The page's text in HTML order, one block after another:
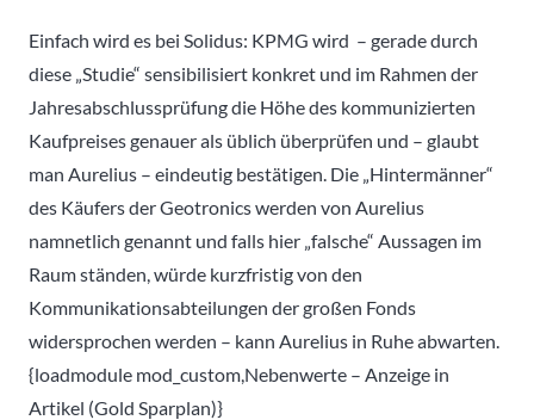
Einfach wird es bei Solidus: KPMG wird – gerade durch
diese „Studie“ sensibilisiert konkret und im Rahmen der
Jahresabschlussprüfung die Höhe des kommunizierten
Kaufpreises genauer als üblich überprüfen und – glaubt
man Aurelius – eindeutig bestätigen. Die „Hintermänner“
des Käufers der Geotronics werden von Aurelius
namnetlich genannt und falls hier „falsche“ Aussagen im
Raum ständen, würde kurzfristig von den
Kommunikationsabteilungen der großen Fonds
widersprochen werden – kann Aurelius in Ruhe abwarten.
{loadmodule mod_custom,Nebenwerte – Anzeige in
Artikel (Gold Sparplan)}